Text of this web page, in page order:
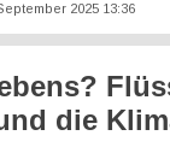
2025 13:36
die